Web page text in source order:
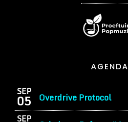
AGENDA
SEP
05 Overdrive Protocol
SEP